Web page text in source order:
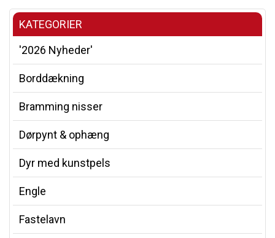
KATEGORIER
'2026 Nyheder'
Borddækning
Bramming nisser
Dørpynt & ophæng
Dyr med kunstpels
Engle
Fastelavn